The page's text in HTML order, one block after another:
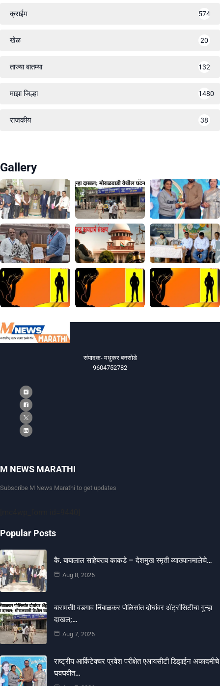
क्राईम 574
खेळ 20
ताज्या बातम्या 132
माझा जिल्हा 1480
राजकीय 38
Gallery
संपादक- मधुकर बनसोडे
9604752782
M NEWS MARATHI
Subscribe M News Marathi to get updates
Popular Posts
कै. बाबालाल साहेबराव काकडे – देशमुख स्मृती व्याख्यानमालेचे…
Aug 8, 2026
बारामती! वडगाव निंबाळकर पोलिसांत दोघांवर ॲट्रॉसिटीचा गुन्हा
दाखल;…
Aug 7, 2026
राष्ट्रीय आर्किटेक्चर प्रवेश परीक्षेत एआयसीटी डिझाईन अकादमीचे
घवघवीत…